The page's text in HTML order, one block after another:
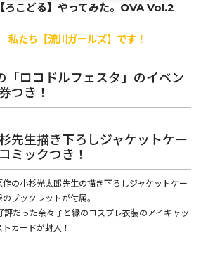
コミックパルフェ
ろこどる】やってみた。OVA Vol.2
たち【流川ガールズ】です！
ロコドルフェスタ」のイベン
つき！
先生描き下ろしジャケットケー
ミックつき！
の小杉光太郎先生の描き下ろしジャケットケー
ブックレットが付属。
評だった奈々子と縁のコスプレ衣装のアイキャッ
カードが封入！